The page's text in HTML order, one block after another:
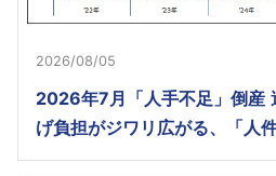
2026/08/05
2026年7月「人手不足」倒
げ負担がジワリ広がる、「人